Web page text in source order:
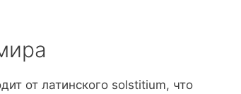
от латинского solstitium, что